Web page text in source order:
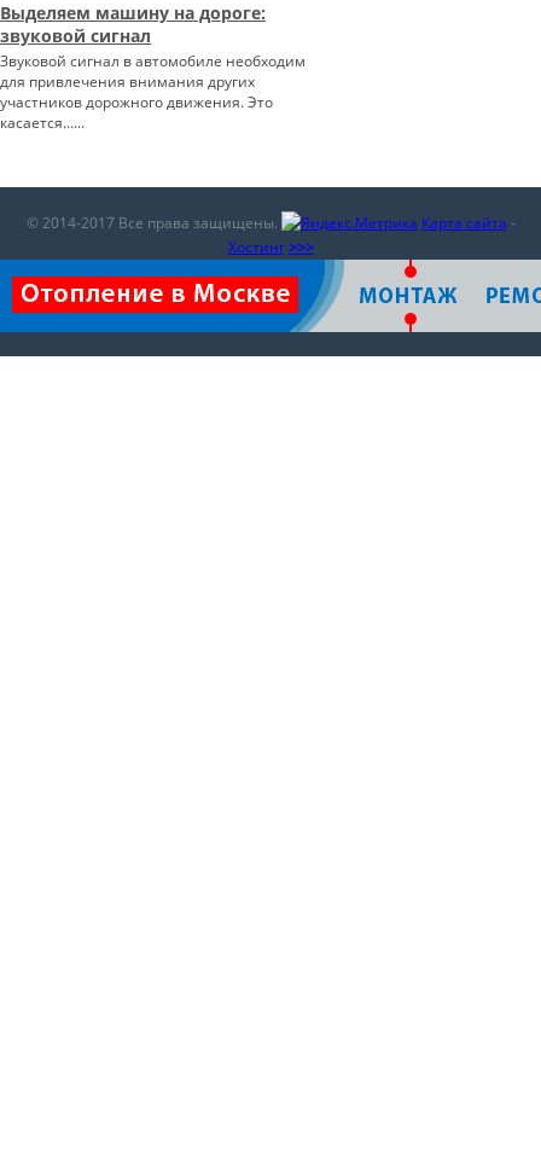
Выделяем машину на дороге:
звуковой сигнал
Звуковой сигнал в автомобиле необходим
для привлечения внимания других
участников дорожного движения. Это
касается…...
© 2014-2017 Все права защищены. Карта сайта -
Хостинг >>>